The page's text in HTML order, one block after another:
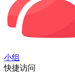
小组
快捷访问